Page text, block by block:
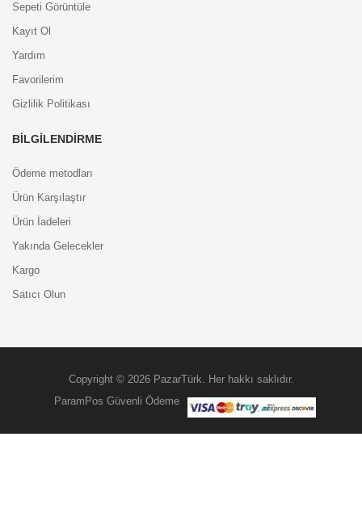
Sepeti Görüntüle
Kayıt Ol
Yardım
Favorilerim
Gizlilik Politikası
BILGILENDIRME
Ödeme metodları
Ürün Karşılaştır
Ürün İadeleri
Yakında Gelecekler
Kargo
Satıcı Olun
Copyright © 2026 PazarTürk. Her hakkı saklıdır.
ParamPos Güvenli Ödeme